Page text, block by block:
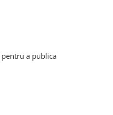
pentru a publica